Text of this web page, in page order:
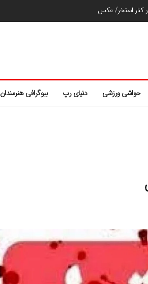
کنار استخر/ عکس
حواشی ورزشی دنیای رپ بیوگرافی هنرمندان